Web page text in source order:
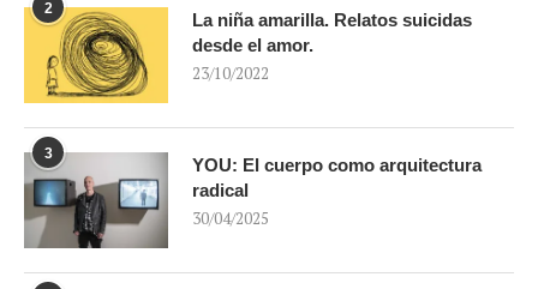
2
La niña amarilla. Relatos suicidas
desde el amor.
23/10/2022
3
YOU: El cuerpo como arquitectura
radical
30/04/2025